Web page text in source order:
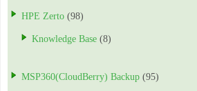
HPE Zerto (98)
Knowledge Base (8)
MSP360(CloudBerry) Backup (95)